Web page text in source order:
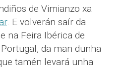
de Vimianzo xa
. E volverán saír da
na Feira Ibérica de
da man dunha
tamén levará unha